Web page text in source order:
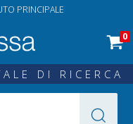
PRINCIPALE
0
DI RICERCA